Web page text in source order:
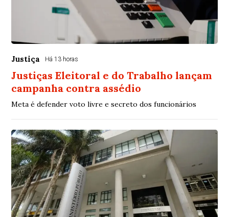
Justiça Há 13 horas
Justiças Eleitoral e do Trabalho lançam
campanha contra assédio
Meta é defender voto livre e secreto dos funcionários